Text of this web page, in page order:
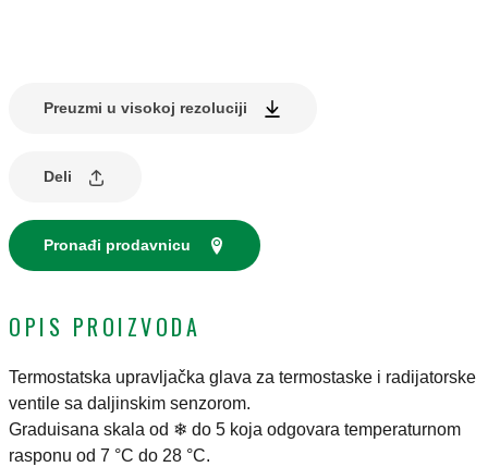
Preuzmi u visokoj rezoluciji
Deli
Pronađi prodavnicu
OPIS PROIZVODA
Termostatska upravljačka glava za termostaske i radijatorske
ventile sa daljinskim senzorom.
Graduisana skala od ❄ do 5 koja odgovara temperaturnom
rasponu od 7 °C do 28 °C.